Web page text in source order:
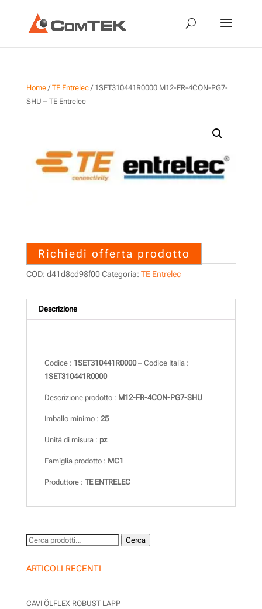
Home/ TE Entrelec/ 1SET310441R0000 M12-FR-4CON-PG7-
SHU – TE Entrelec
Richiedi offerta prodotto
COD: d41d8cd98f00 Categoria: TE Entrelec
Descrizione
Codice : 1SET310441R0000– Codice Italia :
1SET310441R0000
Descrizione prodotto : M12-FR-4CON-PG7-SHU
Imballo minimo : 25
Unità di misura : pz
Famiglia prodotto : MC1
Produttore : TE ENTRELEC
Cerca: Cerca
ARTICOLI RECENTI
CAVI ÖLFLEX ROBUST LAPP